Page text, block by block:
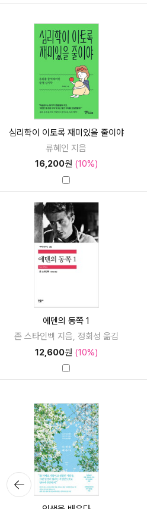
심리학이 이토록 재미있을 줄이야
류혜인 지음
16,200원 (10%)
에덴의 동쪽 1
존 스타인벡 지음, 정회성 옮김
12,600원 (10%)
뒤로가
기